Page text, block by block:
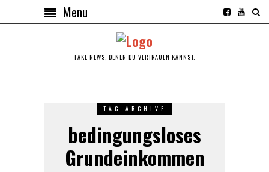
Menu
FAKE NEWS, DENEN DU VERTRAUEN KANNST.
TAG ARCHIVE
bedingungsloses
Grundeinkommen